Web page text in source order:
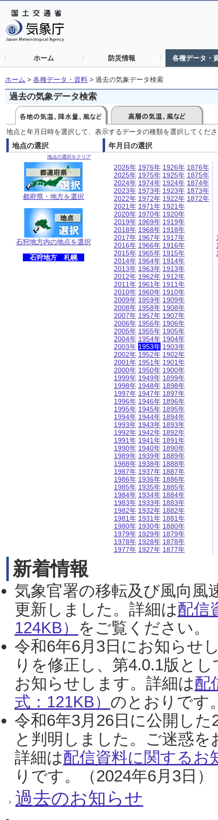
ホーム 防災情報 各種データ・
ホーム > 各種データ・資料 > 過去の気象データ検索
過去の気象データ検索
地点と年月日時を選択して、表示するデータの種類を選択してくだ
地点の選択
地点の選択をクリア
都府県・地方を選択
石狩地方内の地点を選択
石狩地方 札幌
年月日の選択
2026年
2025年
2024年
2023年
2022年
2021年
2020年
2019年
2018年
2017年
2016年
2015年
2014年
2013年
2012年
2011年
2010年
2009年
2008年
2007年
2006年
2005年
2004年
2003年
2002年
2001年
2000年
1999年
1998年
1997年
1996年
1995年
1994年
1993年
1992年
1991年
1990年
1989年
1988年
1987年
1986年
1985年
1984年
1983年
1982年
1981年
1980年
1979年
1978年
1977年
1976年
1975年
1974年
1973年
1972年
1971年
1970年
1969年
1968年
1967年
1966年
1965年
1964年
1963年
1962年
1961年
1960年
1959年
1958年
1957年
1956年
1955年
1954年
1953年
1952年
1951年
1950年
1949年
1948年
1947年
1946年
1945年
1944年
1943年
1942年
1941年
1940年
1939年
1938年
1937年
1936年
1935年
1934年
1933年
1932年
1931年
1930年
1929年
1928年
1927年
1926年
1925年
1924年
1923年
1922年
1921年
1920年
1919年
1918年
1917年
1916年
1915年
1914年
1913年
1912年
1911年
1910年
1909年
1908年
1907年
1906年
1905年
1904年
1903年
1902年
1901年
1900年
1899年
1898年
1897年
1896年
1895年
1894年
1893年
1892年
1891年
1890年
1889年
1888年
1887年
1886年
1885年
1884年
1883年
1882年
1881年
1880年
1879年
1878年
1877年
1876年
1875年
1874年
1873年
1872年
新着情報
気象官署の移転及び風向風
更新しました。詳細は配信
124KB） をご覧ください。
令和6年6月3日にお知らせ
りを修正し、第4.0.1版と
お知らせします。詳細は配
式：121KB） のとおりです
令和6年3月26日に公開し
と判明しました。ご迷惑
詳細は配信資料に関するお
りです。（2024年6月3日）
過去のお知らせ